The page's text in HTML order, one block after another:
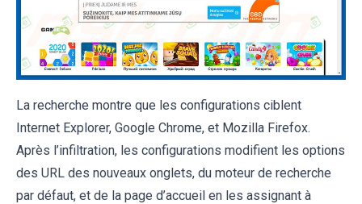
La recherche montre que les configurations ciblent
Internet Explorer, Google Chrome, et Mozilla Firefox.
Après l’infiltration, les configurations modifient les options
des URL des nouveaux onglets, du moteur de recherche
par défaut, et de la page d’accueil en les assignant à